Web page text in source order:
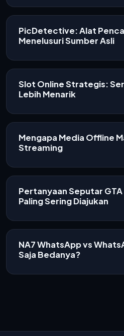
PicDetective: Alat
Menelusuri Sumber Asli
Slot Online Strategis:
Lebih Menarik
Mengapa Media Offline
Streaming
Pertanyaan Seputar
Paling Sering Diajukan
NA7 WhatsApp vs
Saja Bedanya?